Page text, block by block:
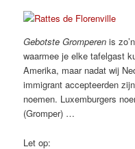
Gebotste Gromperen is
waarmee je elke tafelgast
Amerika, maar nadat wij
immigrant accepteerden
noemen. Luxemburgers
(Gromper) …
Let op: